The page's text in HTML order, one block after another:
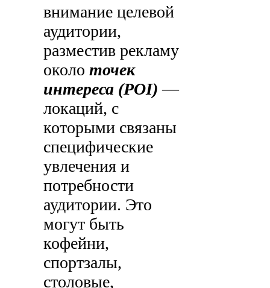
внимание целевой
аудитории,
разместив рекламу
околоточек
интереса (POI) —
локаций, с
которыми связаны
специфические
увлечения и
потребности
аудитории. Это
могут быть
кофейни,
спортзалы,
столовые,